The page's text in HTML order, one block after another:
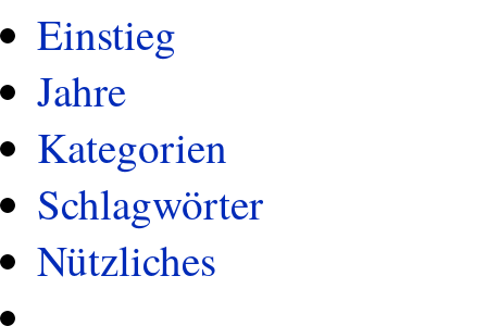
Einstieg
Jahre
Kategorien
Schlagwörter
Nützliches